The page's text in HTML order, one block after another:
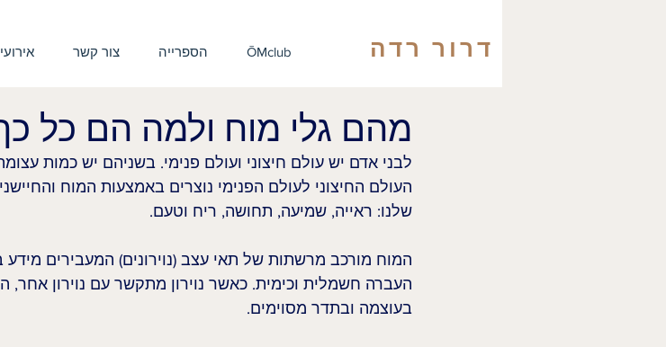
ŌMclub הספרייה צור קשר דרור רדה
מהם גלי מוח ולמה הם כל
לבני אדם יש עולם חיצוני ועולם פנימי. בשניהם יש כמות
העולם החיצוני לעולם הפנימי נוצרים באמצעות המוח
שלנו: ראייה, שמיעה, תחושה, ריח וטעם.
המוח מורכב מרשתות של תאי עצב (נוירונים) המעבירים
העברה חשמלית וכימית. כאשר נוירון מתקשר עם נוירון אחר,
בעוצמה ובתדר מסוימים.